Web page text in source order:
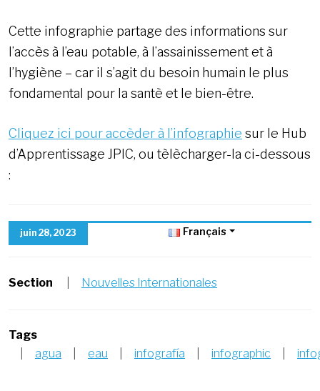
Cette infographie partage des informations sur
l’accès à l’eau potable, à l’assainissement et à
l’hygiène – car il s’agit du besoin humain le plus
fondamental pour la santè et le bien-être.
Cliquez ici pour accèder à l’infographie sur le Hub
d’Apprentissage JPIC, ou tèlècharger-la ci-dessous
:
juin 28, 2023 Français
Section Nouvelles Internationales
Tags
agua eau infografía infographic